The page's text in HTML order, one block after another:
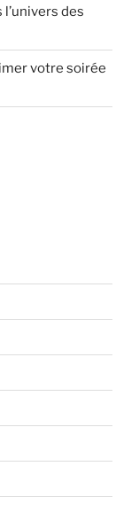
des
votre soirée